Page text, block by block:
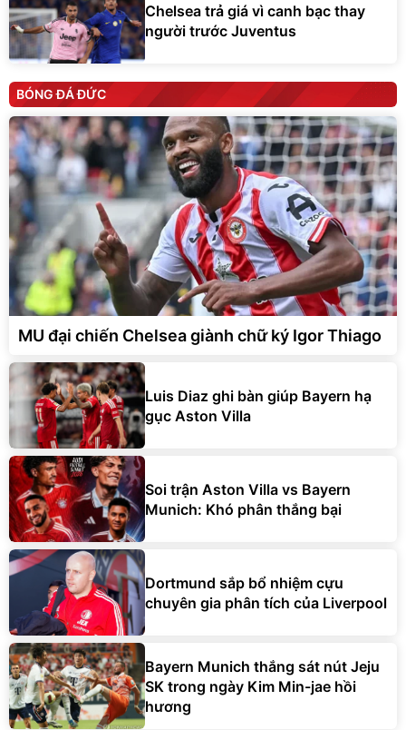
Chelsea trả giá vì canh bạc thay
người trước Juventus
BÓNG ĐÁ ĐỨC
MU đại chiến Chelsea giành chữ ký Igor Thiago
Luis Diaz ghi bàn giúp Bayern hạ
gục Aston Villa
Soi trận Aston Villa vs Bayern
Munich: Khó phân thắng bại
Dortmund sắp bổ nhiệm cựu
chuyên gia phân tích của Liverpool
Bayern Munich thắng sát nút Jeju
SK trong ngày Kim Min-jae hồi
hương